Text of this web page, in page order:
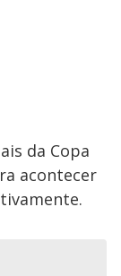
da Copa
acontecer